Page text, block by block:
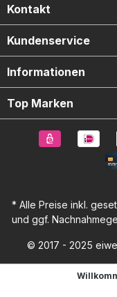
Kontakt
Kundenservice
Informationen
Top Marken
* Alle Preise inkl.
und ggf.
© 2017 - 2025